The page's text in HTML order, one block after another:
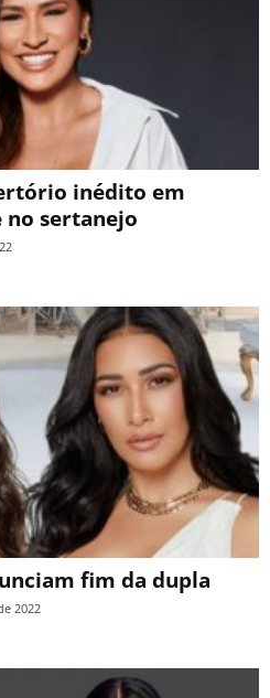
inédito em
no sertanejo
fim da dupla
2022